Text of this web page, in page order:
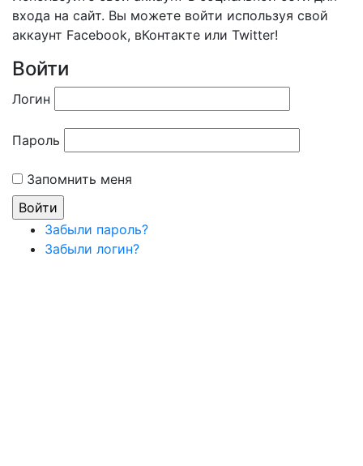
входа на сайт. Вы можете войти используя свой
аккаунт Facebook, вКонтакте или Twitter!
Войти
Логин
Пароль
Запомнить меня
Забыли пароль?
Забыли логин?